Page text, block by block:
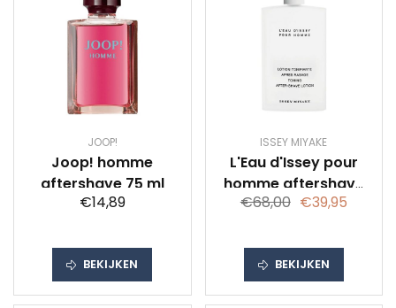
JOOP!
Joop! homme
aftershave 75 ml
€14,89
BEKIJKEN
ISSEY MIYAKE
L'Eau d'Issey pour
homme aftershave
100 ml
€68,00 €39,95
BEKIJKEN